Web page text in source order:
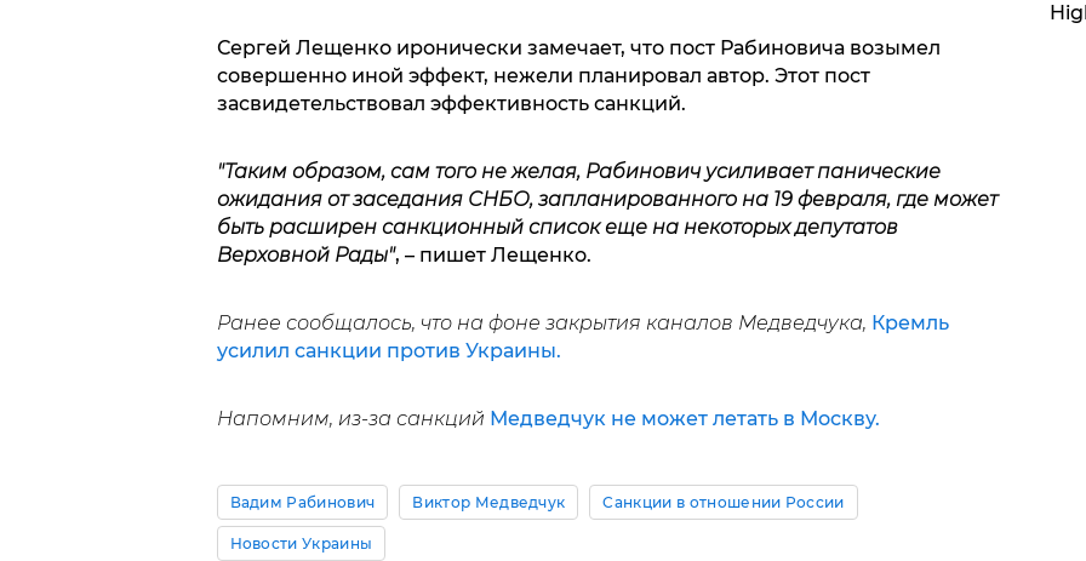
Сергей Лещенко иронически замечает, что пост Рабиновича возымел
совершенно иной эффект, нежели планировал автор. Этот пост
засвидетельствовал эффективность санкций.
"Таким образом, сам того не желая, Рабинович усиливает панические
ожидания от заседания СНБО, запланированного на 19 февраля, где может
быть расширен санкционный список еще на некоторых депутатов
Верховной Рады", – пишет Лещенко.
Ранее сообщалось, что на фоне закрытия каналов Медведчука, Кремль
усилил санкции против Украины.
Напомним, из-за санкций Медведчук не может летать в Москву.
Вадим Рабинович Виктор Медведчук Санкции в отношении России
Новости Украины